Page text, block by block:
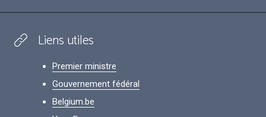
Liens utiles
Premier ministre
Gouvernement fédéral
Belgium.be